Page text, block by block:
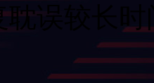
耽误较长